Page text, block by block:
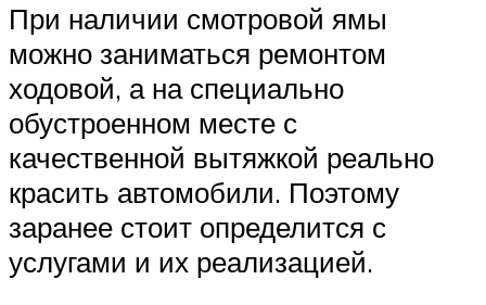
При наличии смотровой ямы
можно заниматься ремонтом
ходовой, а на специально
обустроенном месте с
качественной вытяжкой реально
красить автомобили. Поэтому
заранее стоит определится с
услугами и их реализацией.